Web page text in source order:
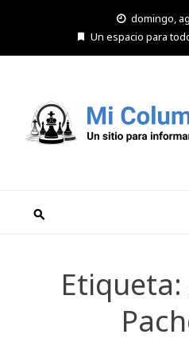
domingo,
Un espacio para
Etiqueta: